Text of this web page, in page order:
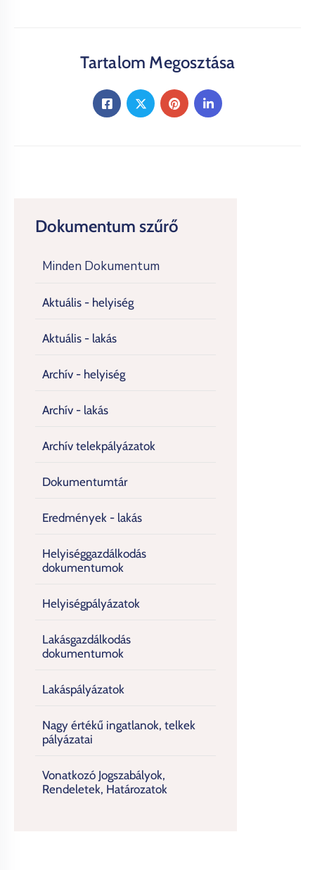
Dokumentum szűrő
Minden Dokumentum
Aktuális - helyiség
Aktuális - lakás
Archív - helyiség
Archív - lakás
Archív telekpályázatok
Dokumentumtár
Eredmények - lakás
Helyiséggazdálkodás
dokumentumok
Helyiségpályázatok
Lakásgazdálkodás
dokumentumok
Lakáspályázatok
Nagy értékű ingatlanok, telkek
pályázatai
Vonatkozó Jogszabályok,
Rendeletek, Határozatok
Tartalom Megosztása